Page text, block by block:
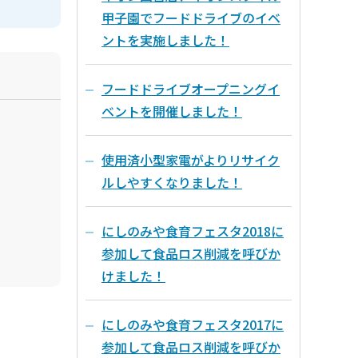
甲子園でフードドライブのイベ
ントを実施しました！
フードドライブオープニングイ
ベントを開催しました！
使用済小型家電がよりリサイク
ルしやすくなりました！
にしのみや食育フェスタ2018に
参加して食品ロス削減を呼びか
けました！
にしのみや食育フェスタ2017に
参加して食品ロス削減を呼びか